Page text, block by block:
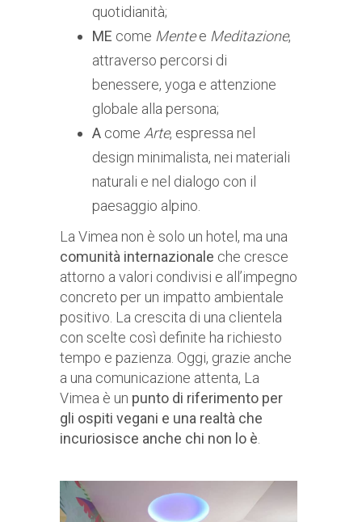
quotidianità;
ME come Mentee Meditazione,
attraverso percorsi di
benessere, yoga e attenzione
globale alla persona;
A come Arte, espressa nel
design minimalista, nei materiali
naturali e nel dialogo con il
paesaggio alpino.
La Vimea non è solo un hotel, ma una
comunità internazionale che cresce
attorno a valori condivisi e all’impegno
concreto per un impatto ambientale
positivo. La crescita di una clientela
con scelte così definite ha richiesto
tempo e pazienza. Oggi, grazie anche
a una comunicazione attenta, La
Vimea è un punto di riferimento per
gli ospiti vegani e una realtà che
incuriosisce anche chi non lo è